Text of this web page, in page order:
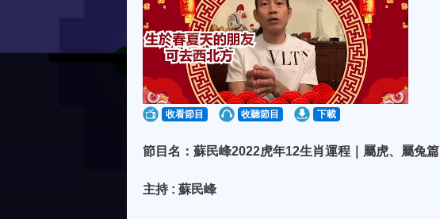
收看節目 收聽節目 下載
節目名：蘇民峰2022虎年12生肖運程｜屬虎、屬兔篇
主持 : 蘇民峰